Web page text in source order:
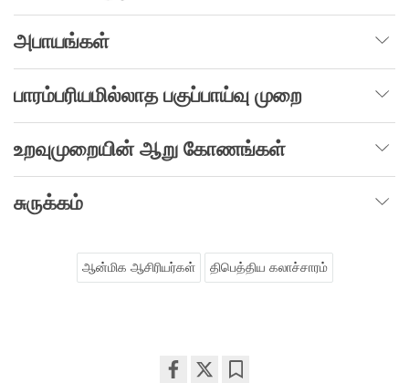
அபாயங்கள்
பாரம்பரியமில்லாத பகுப்பாய்வு முறை
உறவுமுறையின் ஆறு கோணங்கள்
சுருக்கம்
ஆன்மிக ஆசிரியர்கள் திபெத்திய கலாச்சாரம்